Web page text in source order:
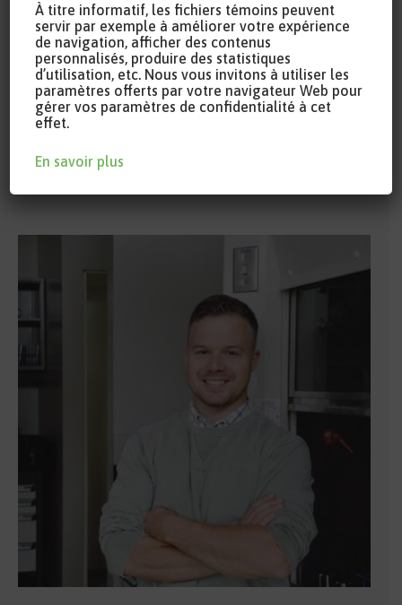
Impacts de l’usage des terres et de la valorisation
agroforestière des friches sur la qualité des sols
du Témiscamingue (PI).
Contribution des haies agroforestières à la
séquestration du carbone dans les champs en
Implanter des forêts énergétiques pour restaurer
À titre informatif, les fichiers témoins peuvent
servir par exemple à améliorer votre expérience
de navigation, afficher des contenus
personnalisés, produire des statistiques
d’utilisation, etc. Nous vous invitons à utiliser les
paramètres offerts par votre navigateur Web pour
gérer vos paramètres de confidentialité à cet
effet.
En savoir plus